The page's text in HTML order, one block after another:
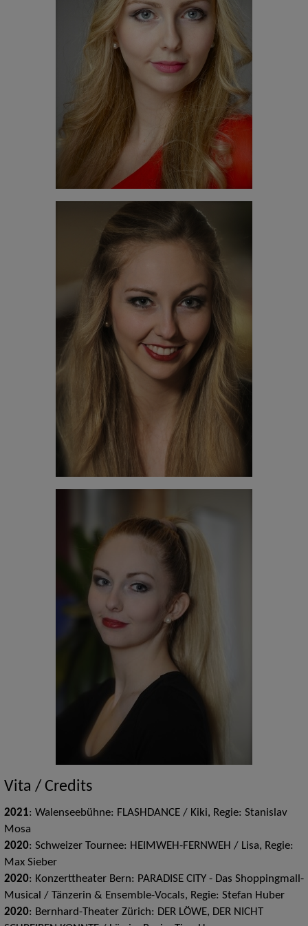
Vita / Credits
2021: Walenseebühne: FLASHDANCE / Kiki, Regie: Stanislav
Mosa
2020: Schweizer Tournee: HEIMWEH-FERNWEH / Lisa, Regie:
Max Sieber
2020: Konzerttheater Bern: PARADISE CITY - Das Shoppingmall-
Musical / Tänzerin & Ensemble-Vocals, Regie: Stefan Huber
2020: Bernhard-Theater Zürich: DER LÖWE, DER NICHT